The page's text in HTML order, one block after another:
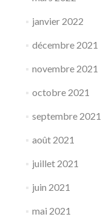
janvier 2022
décembre 2021
novembre 2021
octobre 2021
septembre 2021
août 2021
juillet 2021
juin 2021
mai 2021